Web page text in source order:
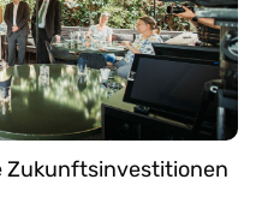
Zukunftsinvestitionen